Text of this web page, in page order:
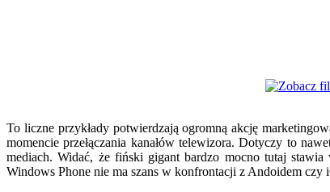
To liczne przykłady potwierdzają ogromną akcję
momencie przełączania kanałów telewizora. Dotyczy to
mediach. Widać, że fiński gigant bardzo mocno tutaj
Windows Phone nie ma szans w konfrontacji z Andoidem czy